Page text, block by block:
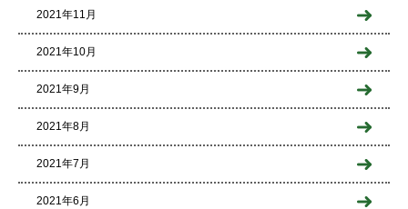
2021年11月
2021年10月
2021年9月
2021年8月
2021年7月
2021年6月